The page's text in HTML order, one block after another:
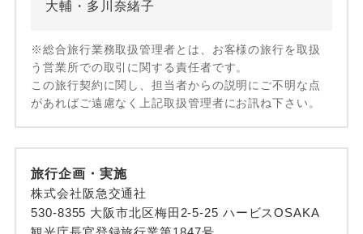
大輔・多川奈緒子
※総合旅行業務取扱管理者とは、お客様の旅行を取扱
う営業所での取引に関する責任者です。
この旅行契約に関し、担当者からの説明にご不明な点
があればご遠慮なく上記取扱管理者にお訊ね下さい。
旅行企画・実施
株式会社阪急交通社
530-8355 大阪市北区梅田2-5-25 ハービスOSAKA